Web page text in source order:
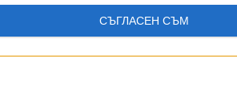
СЪГЛАСЕН СЪМ
след изрично писмено разрешение на СЕГА
КОНТАКТИ